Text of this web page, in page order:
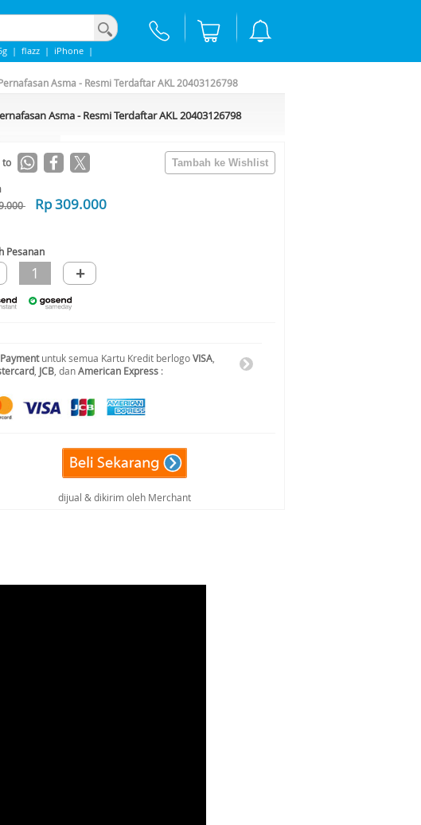
| flazz | iPhone |
Asma - Resmi Terdaftar AKL 20403126798
Asma - Resmi Terdaftar AKL 20403126798
to
Rp 309.000
Pesanan
1 +
untuk semua Kartu Kredit berlogoVISA
JCB , danAmerican Express :
dijual & dikirim oleh Merchant